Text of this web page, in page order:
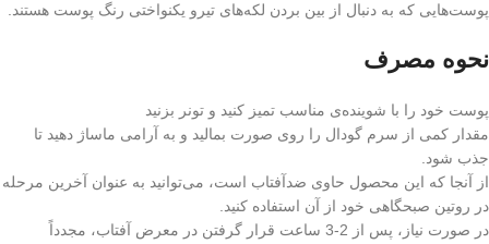
پوست‌هایی که به دنبال از بین بردن لکه‌های تیرو یکنواختی رنگ پوست هستند.
نحوه مصرف
پوست خود را با شوینده‌ی مناسب تمیز کنید و تونر بزنید
مقدار کمی از سرم گودال را روی صورت بمالید و به آرامی ماساژ دهید تا
جذب شود.
از آنجا که این محصول حاوی ضدآفتاب است، می‌توانید به عنوان آخرین مرحله
در روتین صبحگاهی خود از آن استفاده کنید.
در صورت نیاز، پس از 2-3 ساعت قرار گرفتن در معرض آفتاب، مجدداً